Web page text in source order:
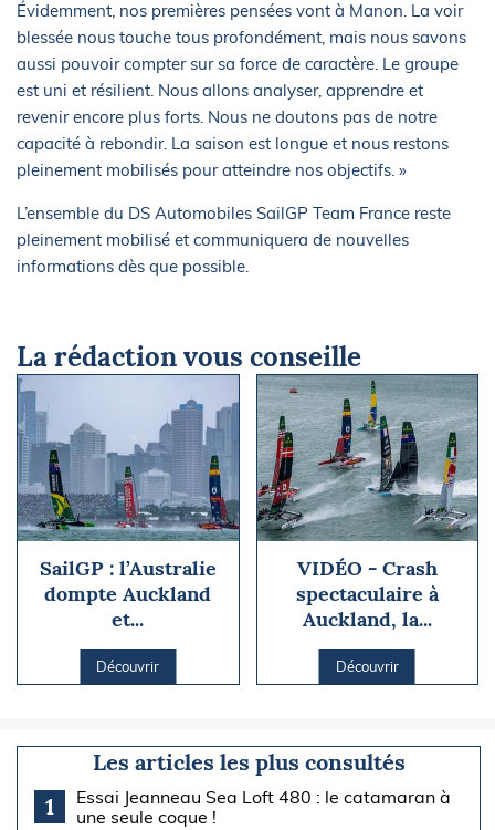
Évidemment, nos premières pensées vont à Manon. La voir
blessée nous touche tous profondément, mais nous savons
aussi pouvoir compter sur sa force de caractère. Le groupe
est uni et résilient. Nous allons analyser, apprendre et
revenir encore plus forts. Nous ne doutons pas de notre
capacité à rebondir. La saison est longue et nous restons
pleinement mobilisés pour atteindre nos objectifs. »
L’ensemble du DS Automobiles SailGP Team France reste
pleinement mobilisé et communiquera de nouvelles
informations dès que possible.
La rédaction vous conseille
SailGP : l’Australie
dompte Auckland
et...
Découvrir
VIDÉO - Crash
spectaculaire à
Auckland, la...
Découvrir
Les articles les plus consultés
1
Essai Jeanneau Sea Loft 480 : le catamaran à
une seule coque !